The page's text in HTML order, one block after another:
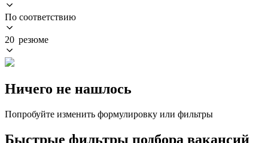
По соответствию
20 резюме
Ничего не нашлось
Попробуйте изменить формулировку или фильтры
Быстрые фильтры подбора вакансий